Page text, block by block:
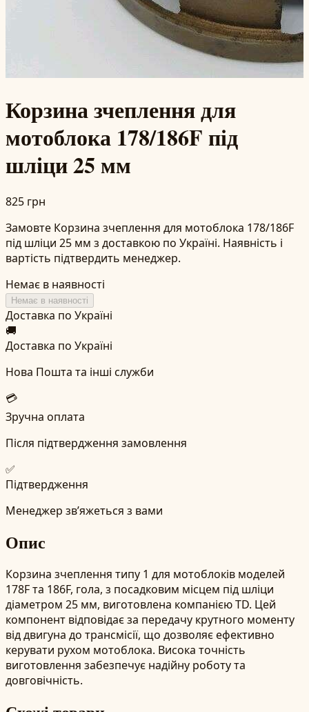
Корзина зчеплення для
мотоблока 178/186F під
шліци 25 мм
825 грн
Замовте Корзина зчеплення для мотоблока 178/186F
під шліци 25 мм з доставкою по Україні. Наявність і
вартість підтвердить менеджер.
Немає в наявності
Немає в наявності
Доставка по Україні
🚚
Доставка по Україні
Нова Пошта та інші служби
💳
Зручна оплата
Після підтвердження замовлення
✅
Підтвердження
Менеджер зв’яжеться з вами
Опис
Корзина зчеплення типу 1 для мотоблоків моделей
178F та 186F, гола, з посадковим місцем під шліци
діаметром 25 мм, виготовлена компанією TD. Цей
компонент відповідає за передачу крутного моменту
від двигуна до трансмісії, що дозволяє ефективно
керувати рухом мотоблока. Висока точність
виготовлення забезпечує надійну роботу та
довговічність.